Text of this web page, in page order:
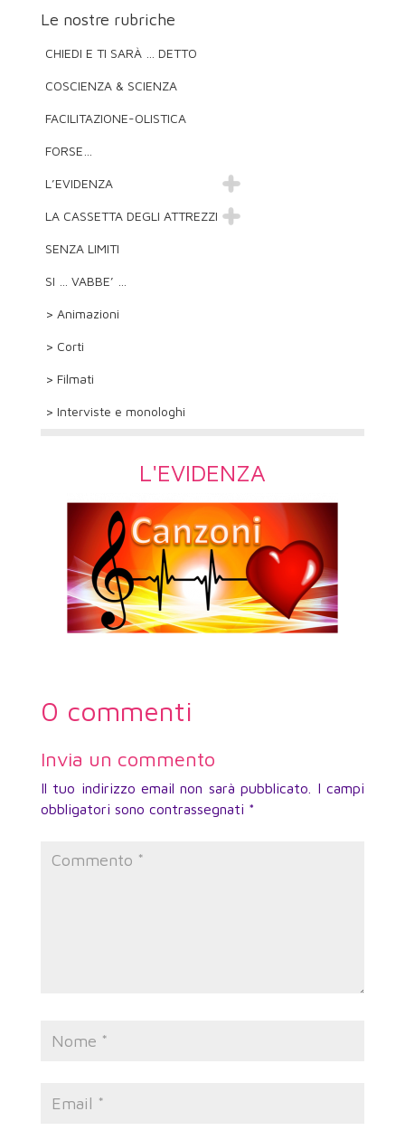
Le nostre rubriche
CHIEDI E TI SARÀ … DETTO
COSCIENZA & SCIENZA
FACILITAZIONE-OLISTICA
FORSE…
L’EVIDENZA
LA CASSETTA DEGLI ATTREZZI
SENZA LIMITI
SI … VABBE’ …
> Animazioni
> Corti
> Filmati
> Interviste e monologhi
L'EVIDENZA
0 commenti
Invia un commento
Il tuo indirizzo email non sarà pubblicato.
I campi
obbligatori sono contrassegnati *